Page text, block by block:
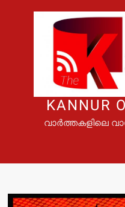
KANNUR
വാർത്തകളിലെ